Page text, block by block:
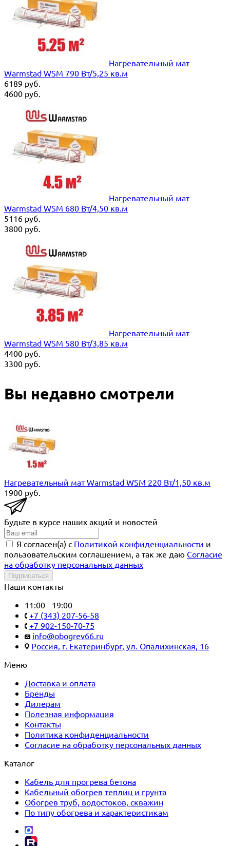
Нагревательный мат
Warmstad WSM 790 Вт/5,25 кв.м
6189 руб.
4600 руб.
Нагревательный мат
Warmstad WSM 680 Вт/4,50 кв.м
5116 руб.
3800 руб.
Нагревательный мат
Warmstad WSM 580 Вт/3,85 кв.м
4400 руб.
3300 руб.
Вы недавно смотрели
Нагревательный мат Warmstad WSM 220 Вт/1,50 кв.м
1900 руб.
Будьте в курсе наших акций и новостей
Я согласен(a) с Политикой конфиденциальности и
пользовательским соглашением, а так же даю Согласие
на обработку персональных данных
Подписаться
Наши контакты
11:00 - 19:00
+7 (343) 207-56-58
+7 902-150-70-75
info@obogrev66.ru
Россия, г. Екатеринбург, ул. Опалихинская, 16
Меню
Доставка и оплата
Бренды
Дилерам
Полезная информация
Контакты
Политика конфиденциальности
Согласие на обработку персональных данных
Каталог
Кабель для прогрева бетона
Кабельный обогрев теплиц и грунта
Обогрев труб, водостоков, скважин
По типу обогрева и характеристикам